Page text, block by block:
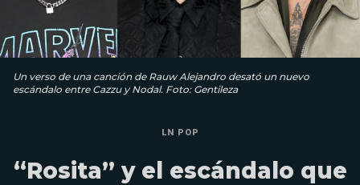
Un verso de una canción de Rauw Alejandro desató un nuevo
escándalo entre Cazzu y Nodal. Foto: Gentileza
LN POP
“Rosita” y el escándalo que